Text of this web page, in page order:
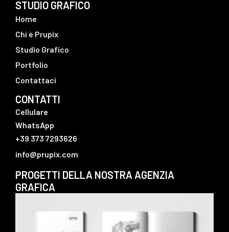
e
b
o
o
k
f
t
a
m
k t
STUDIO GRAFICO
Home
Chi è Prupix
Studio Grafico
Portfolio
Contattaci
CONTATTI
Cellulare
WhatsApp
+39 373 7293626
info@prupix.com
PROGETTI DELLA NOSTRA AGENZIA
GRAFICA